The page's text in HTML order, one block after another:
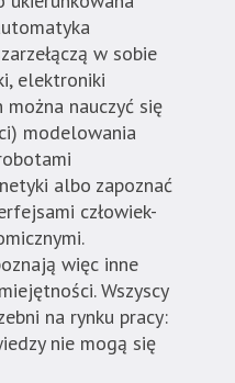
w sobie
elektroniki
można nauczyć się
modelowania
albo zapoznać
człowiek-
więc inne
Wszyscy
na rynku pracy:
nie mogą się